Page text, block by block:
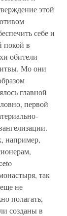
этой
себе и
покой в
обители
Мо они
главной
первой
например,
так
не
полагать,
созданы в